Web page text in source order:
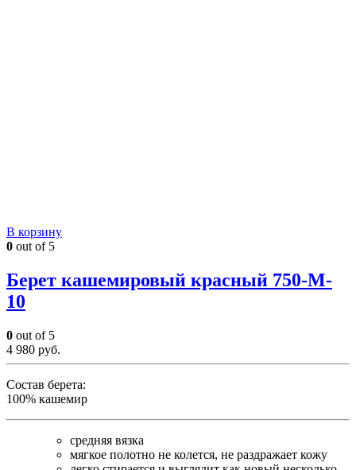
В корзину
0 out of 5
Берет кашемировый красный 750-M-
10
0 out of 5
4 980 руб.
Состав берета:
100% кашемир
средняя вязка
мягкое полотно не колется, не раздражает кожу